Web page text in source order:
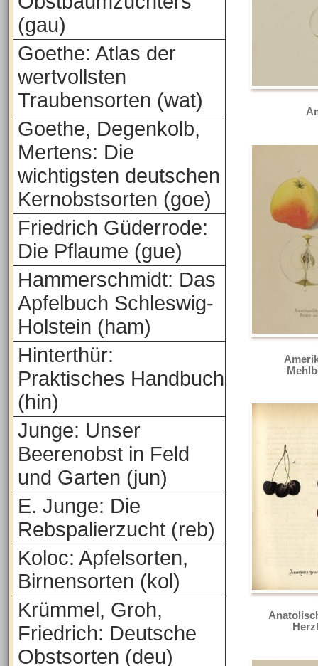
(gau)
Goethe: Atlas der
wertvollsten
Traubensorten (wat)
Goethe, Degenkolb,
Mertens: Die
wichtigsten deutschen
Kernobstsorten (goe)
Friedrich Güderrode:
Die Pflaume (gue)
Hammerschmidt: Das
Apfelbuch Schleswig-
Holstein (ham)
Hinterthür:
Praktisches Handbuch
(hin)
Junge: Unser
Beerenobst in Feld
und Garten (jun)
E. Junge: Die
Rebspalierzucht (reb)
Koloc: Apfelsorten,
Birnensorten (kol)
Krümmel, Groh,
Friedrich: Deutsche
Obstsorten (deu)